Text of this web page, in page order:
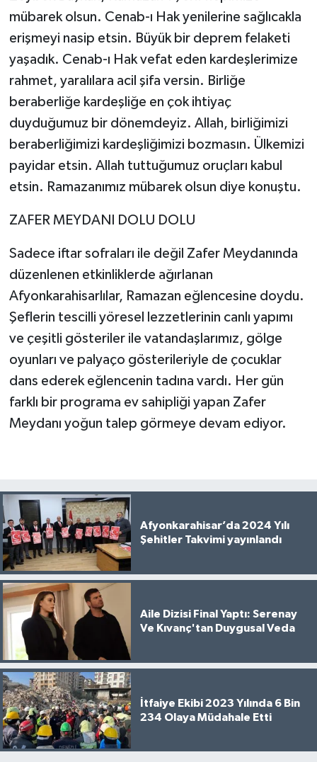
mübarek olsun. Cenab-ı Hak yenilerine sağlıcakla
erişmeyi nasip etsin. Büyük bir deprem felaketi
yaşadık. Cenab-ı Hak vefat eden kardeşlerimize
rahmet, yaralılara acil şifa versin. Birliğe
beraberliğe kardeşliğe en çok ihtiyaç
duyduğumuz bir dönemdeyiz. Allah, birliğimizi
beraberliğimizi kardeşliğimizi bozmasın. Ülkemizi
payidar etsin. Allah tuttuğumuz oruçları kabul
etsin. Ramazanımız mübarek olsun diye konuştu.
ZAFER MEYDANI DOLU DOLU
Sadece iftar sofraları ile değil Zafer Meydanında
düzenlenen etkinliklerde ağırlanan
Afyonkarahisarlılar, Ramazan eğlencesine doydu.
Şeflerin tescilli yöresel lezzetlerinin canlı yapımı
ve çeşitli gösteriler ile vatandaşlarımız, gölge
oyunları ve palyaço gösterileriyle de çocuklar
dans ederek eğlencenin tadına vardı. Her gün
farklı bir programa ev sahipliği yapan Zafer
Meydanı yoğun talep görmeye devam ediyor.
Afyonkarahisar’da 2024 Yılı
Şehitler Takvimi yayınlandı
Aile Dizisi Final Yaptı: Serenay
Ve Kıvanç'tan Duygusal Veda
İtfaiye Ekibi 2023 Yılında 6 Bin
234 Olaya Müdahale Etti